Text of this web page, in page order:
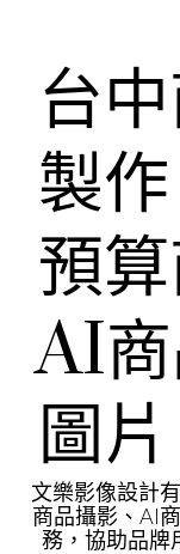
台
製
預
AI
圖
文樂影像設計
商品攝影、AI
務，協助品牌